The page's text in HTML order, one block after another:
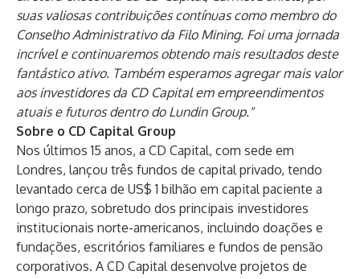
suas valiosas contribuições contínuas como membro do
Conselho Administrativo da Filo Mining. Foi uma jornada
incrível e continuaremos obtendo mais resultados deste
fantástico ativo. Também esperamos agregar mais valor
aos investidores da CD Capital em empreendimentos
atuais e futuros dentro do Lundin Group."
Sobre o CD Capital Group
Nos últimos 15 anos, a CD Capital, com sede em
Londres, lançou três fundos de capital privado, tendo
levantado cerca de US$ 1 bilhão em capital paciente a
longo prazo, sobretudo dos principais investidores
institucionais norte-americanos, incluindo doações e
fundações, escritórios familiares e fundos de pensão
corporativos. A CD Capital desenvolve projetos de